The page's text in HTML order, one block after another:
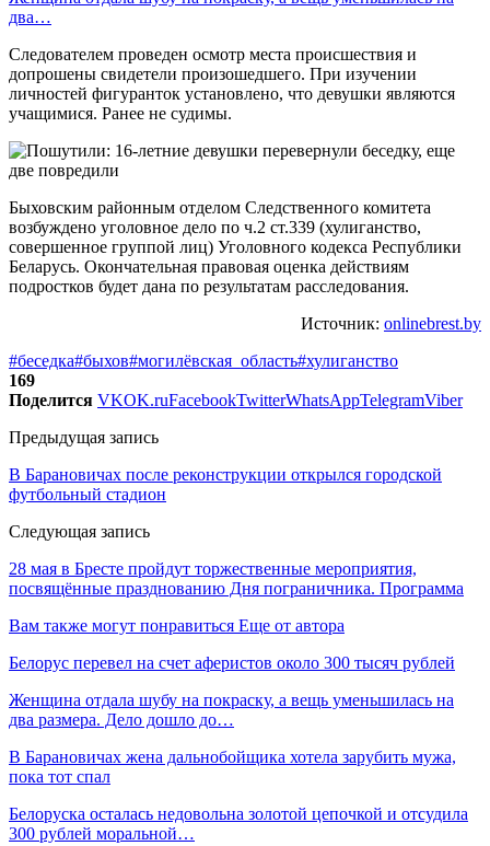
два…
Следователем проведен осмотр места происшествия и
допрошены свидетели произошедшего. При изучении
личностей фигуранток установлено, что девушки являются
учащимися. Ранее не судимы.
Быховским районным отделом Следственного комитета
возбуждено уголовное дело по ч.2 ст.339 (хулиганство,
совершенное группой лиц) Уголовного кодекса Республики
Беларусь. Окончательная правовая оценка действиям
подростков будет дана по результатам расследования.
Источник: onlinebrest.by
#беседка#быхов#могилёвская_область#хулиганство
169
Поделится VKOK.ruFacebookTwitterWhatsAppTelegramViber
Предыдущая запись
В Барановичах после реконструкции открылся городской
футбольный стадион
Следующая запись
28 мая в Бресте пройдут торжественные мероприятия,
посвящённые празднованию Дня пограничника. Программа
Вам также могут понравиться Еще от автора
Белорус перевел на счет аферистов около 300 тысяч рублей
Женщина отдала шубу на покраску, а вещь уменьшилась на
два размера. Дело дошло до…
В Барановичах жена дальнобойщика хотела зарубить мужа,
пока тот спал
Белоруска осталась недовольна золотой цепочкой и отсудила
300 рублей моральной…